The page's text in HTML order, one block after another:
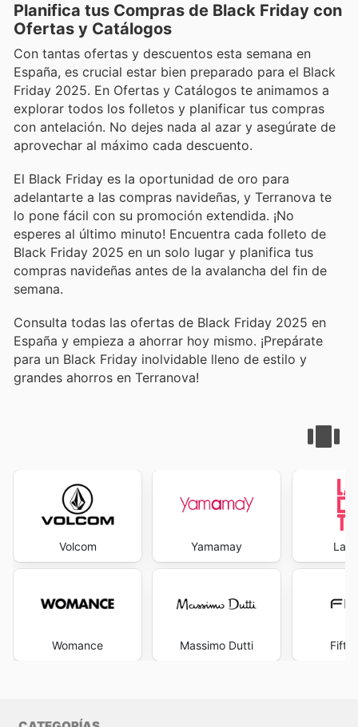
Planifica tus Compras de Black Friday con
Ofertas y Catálogos
Con tantas ofertas y descuentos esta semana en
España, es crucial estar bien preparado para el Black
Friday 2025. En Ofertas y Catálogos te animamos a
explorar todos los folletos y planificar tus compras
con antelación. No dejes nada al azar y asegúrate de
aprovechar al máximo cada descuento.
El Black Friday es la oportunidad de oro para
adelantarte a las compras navideñas, y Terranova te
lo pone fácil con su promoción extendida. ¡No
esperes al último minuto! Encuentra cada folleto de
Black Friday 2025 en un solo lugar y planifica tus
compras navideñas antes de la avalancha del fin de
semana.
Consulta todas las ofertas de Black Friday 2025 en
España y empieza a ahorrar hoy mismo. ¡Prepárate
para un Black Friday inolvidable lleno de estilo y
grandes ahorros en Terranova!
Volcom
Womance
Yamamay
Massimo Dutti
La
Fifty